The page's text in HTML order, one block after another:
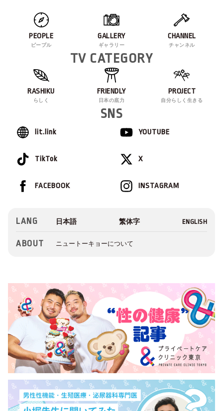
PEOPLE
ピープル
GALLERY
ギャラリー
CHANNEL
チャンネル
TV CATEGORY
RASHIKU
らしく
FRIENDLY
日本の底力
PROJECT
自分らしく生きる
SNS
lit.link YOUTUBE
TikTok X
INSTAGRAM
FACEBOOK
LANG
ABOUT ニュートーキョーについて